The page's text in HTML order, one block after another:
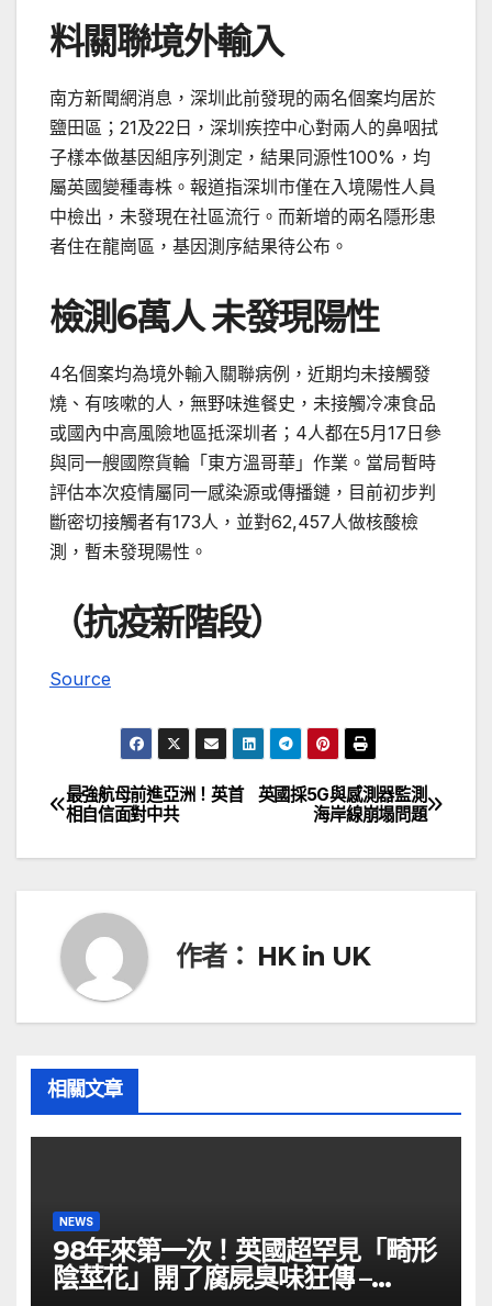
料關聯境外輸入
南方新聞網消息，深圳此前發現的兩名個案均居於
鹽田區；21及22日，深圳疾控中心對兩人的鼻咽拭
子樣本做基因組序列測定，結果同源性100%，均
屬英國變種毒株。報道指深圳市僅在入境陽性人員
中檢出，未發現在社區流行。而新增的兩名隱形患
者住在龍崗區，基因測序結果待公布。
檢測6萬人 未發現陽性
4名個案均為境外輸入關聯病例，近期均未接觸發
燒、有咳嗽的人，無野味進餐史，未接觸冷凍食品
或國內中高風險地區抵深圳者；4人都在5月17日參
與同一艘國際貨輪「東方溫哥華」作業。當局暫時
評估本次疫情屬同一感染源或傳播鏈，目前初步判
斷密切接觸者有173人，並對62,457人做核酸檢
測，暫未發現陽性。
（抗疫新階段）
Source
文
章
覽
英國採5G與感測器監測
海岸線崩塌問題
最強航母前進亞洲！英首
相自信面對中共
作者： HK in UK
相關文章
NEWS
98年來第一次！英國超罕見「畸形
陰莖花」開了腐屍臭味狂傳 –